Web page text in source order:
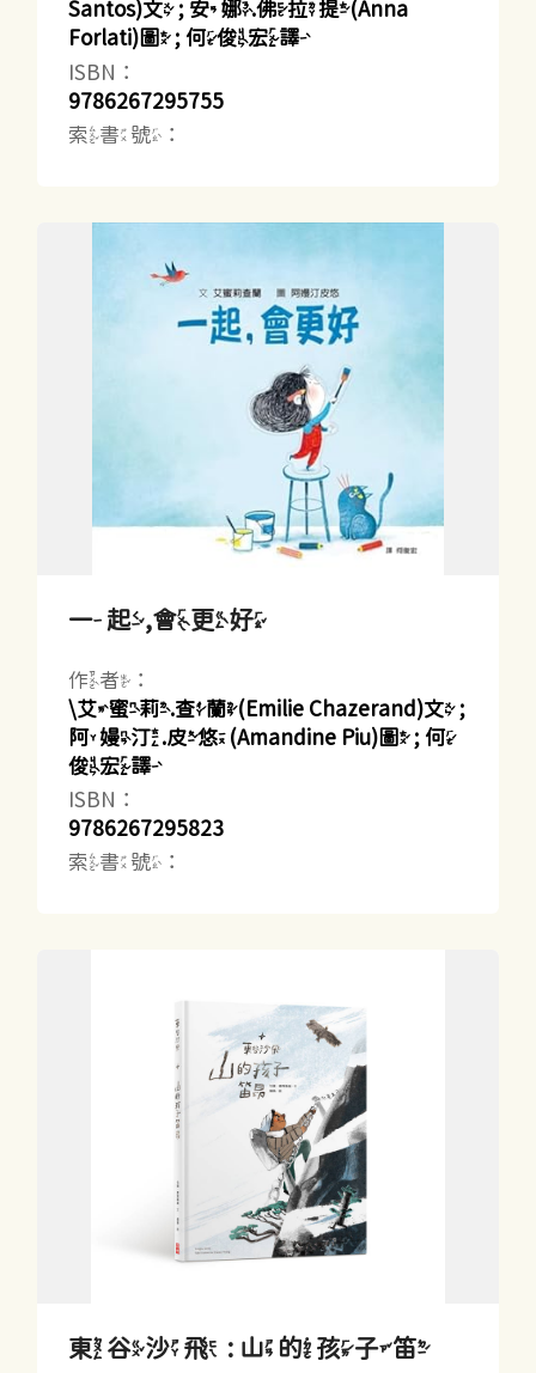
Santos)文 ; 安娜.佛拉提(Anna
Forlati)圖 ; 何俊宏譯
ISBN：
9786267295755
索書號：
一起,會更好
作者：
\艾蜜莉.查蘭(Emilie Chazerand)文 ;
阿嫚汀.皮悠(Amandine Piu)圖 ; 何
俊宏譯
ISBN：
9786267295823
索書號：
東谷沙飛 : 山的孩子笛